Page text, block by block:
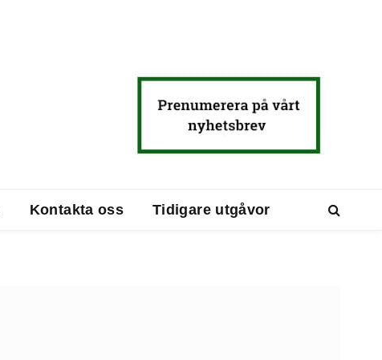
Kontakta oss Tidigare utgåvor